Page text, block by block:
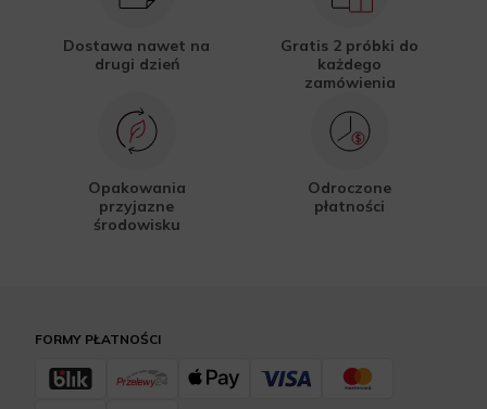
Dostawa nawet na
drugi dzień
Gratis 2 próbki do
każdego
zamówienia
Opakowania
przyjazne
środowisku
Odroczone
płatności
FORMY PŁATNOŚCI